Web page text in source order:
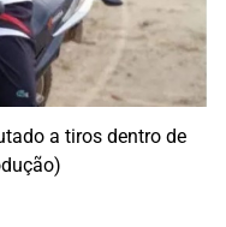
a tiros dentro de